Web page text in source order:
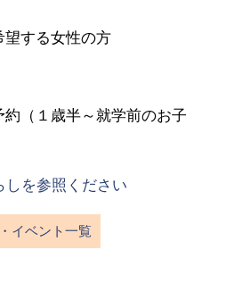
する女性の方
（１歳半～就学前のお子
しを参照ください
イベント一覧